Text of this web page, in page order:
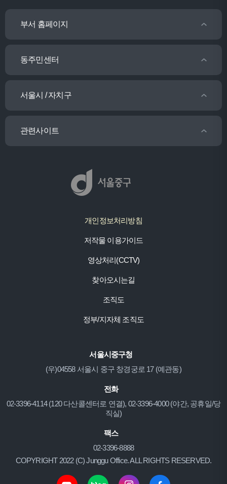
부서 홈페이지
동주민센터
서울시 / 자치구
관련사이트
개인정보처리방침
저작물 이용가이드
영상처리(CCTV)
찾아오시는길
조직도
정부/지자체 조직도
서울시중구청
(우)04558 서울시 중구 창경궁로 17 (예관동)
전화
02-3396-4114 (120 다산콜센터로 연결), 02-3396-4000 (야간, 공휴일/당
직실)
팩스
02-3396-8888
COPYRIGHT 2022 (C) Junggu Office. ALL RIGHTS RESERVED.